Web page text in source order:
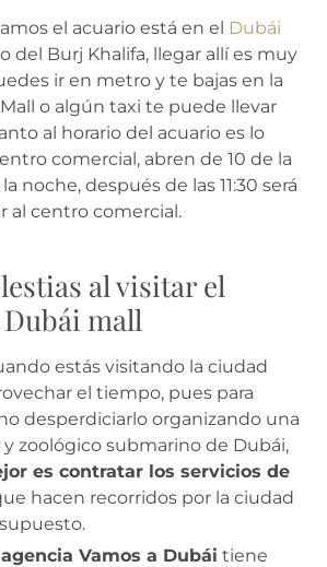
el acuario está en el Dubái
del Burj Khalifa, llegar allí es muy
ir en metro y te bajas en la
o algún taxi te puede llevar
al horario del acuario es lo
comercial, abren de 10 de la
noche, después de las 11:30 será
al centro comercial.
al visitar el
mall
estás visitando la ciudad
el tiempo, pues para
desperdiciarlo organizando una
y zoológico submarino de Dubái,
es contratar los servicios de
hacen recorridos por la ciudad
Vamos a Dubái tiene